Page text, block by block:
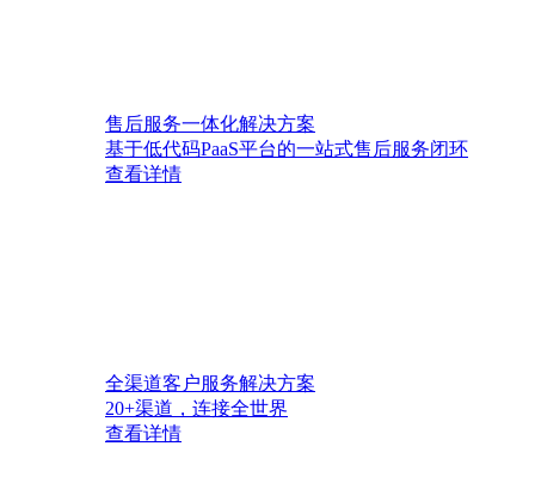
售后服务一体化解决方案
基于低代码PaaS平台的一站式售后服务闭环
查看详情
全渠道客户服务解决方案
20+渠道，连接全世界
查看详情